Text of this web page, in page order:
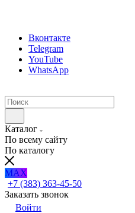
Вконтакте
Telegram
YouTube
WhatsApp
Каталог
По всему сайту
По каталогу
MAX
+7 (383) 363-45-50
Заказать звонок
Войти